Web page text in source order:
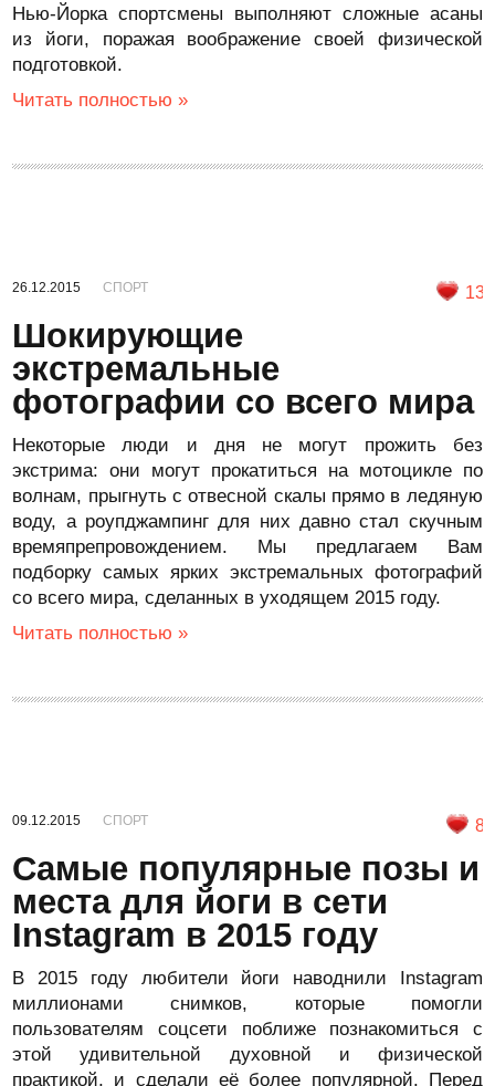
Нью-Йорка спортсмены выполняют сложные асаны
из йоги, поражая воображение своей физической
подготовкой.
Читать полностью »
26.12.2015 СПОРТ 13
Шокирующие
экстремальные
фотографии со всего мира
Некоторые люди и дня не могут прожить без
экстрима: они могут прокатиться на мотоцикле по
волнам, прыгнуть с отвесной скалы прямо в ледяную
воду, а роупджампинг для них давно стал скучным
времяпрепровождением. Мы предлагаем Вам
подборку самых ярких экстремальных фотографий
со всего мира, сделанных в уходящем 2015 году.
Читать полностью »
09.12.2015 СПОРТ 8
Самые популярные позы и
места для йоги в сети
Instagram в 2015 году
В 2015 году любители йоги наводнили Instagram
миллионами снимков, которые помогли
пользователям соцсети поближе познакомиться с
этой удивительной духовной и физической
практикой, и сделали её более популярной. Перед